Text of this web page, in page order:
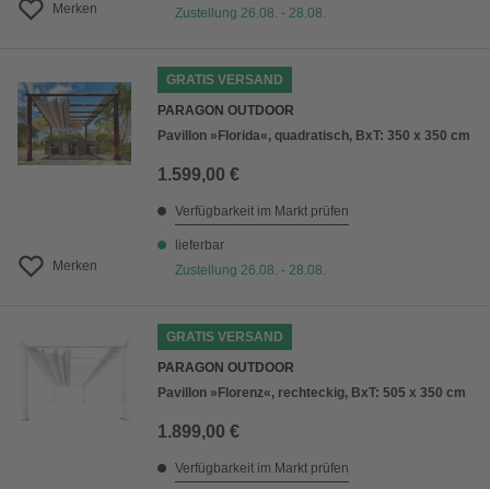
Merken
Zustellung 26.08. - 28.08.
Merken
GRATIS VERSAND
PARAGON OUTDOOR
Pavillon »Florida«, quadratisch, BxT: 350 x 350 cm
1.599,00 €
Verfügbarkeit im Markt prüfen
lieferbar
Zustellung 26.08. - 28.08.
GRATIS VERSAND
PARAGON OUTDOOR
Pavillon »Florenz«, rechteckig, BxT: 505 x 350 cm
1.899,00 €
Verfügbarkeit im Markt prüfen